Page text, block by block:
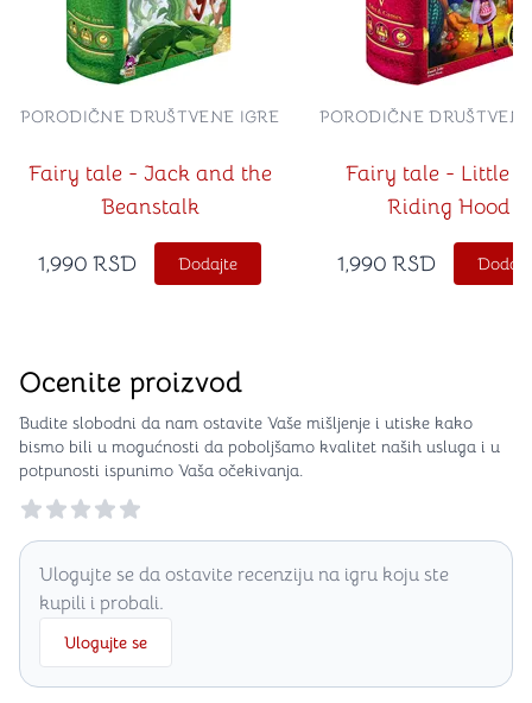
Fairy tale - Jack and the
Beanstalk
PORODIČNE DRUŠTVENE IGRE
1,990 RSD Dodajte
Fairy tale - Little
Riding Hood
PORODIČNE
1,990 RSD
Ocenite proizvod
Budite slobodni da nam ostavite Vaše mišljenje i utiske kako
bismo bili u mogućnosti da poboljšamo kvalitet naših usluga i u
potpunosti ispunimo Vaša očekivanja.
Reviews
Ulogujte se da ostavite recenziju na igru koju ste
kupili i probali.
Ulogujte se